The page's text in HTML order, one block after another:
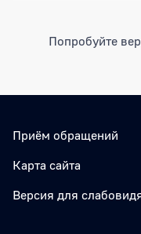
Попробуйте
Приём обращений
Карта сайта
Версия для